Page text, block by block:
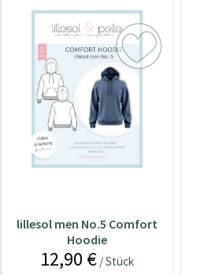
lillesol men No.5 Comfort
Hoodie
12,90 €/ Stück